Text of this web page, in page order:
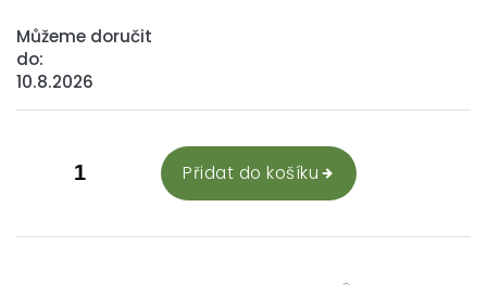
Můžeme doručit
do:
10.8.2026
Přidat do košíku